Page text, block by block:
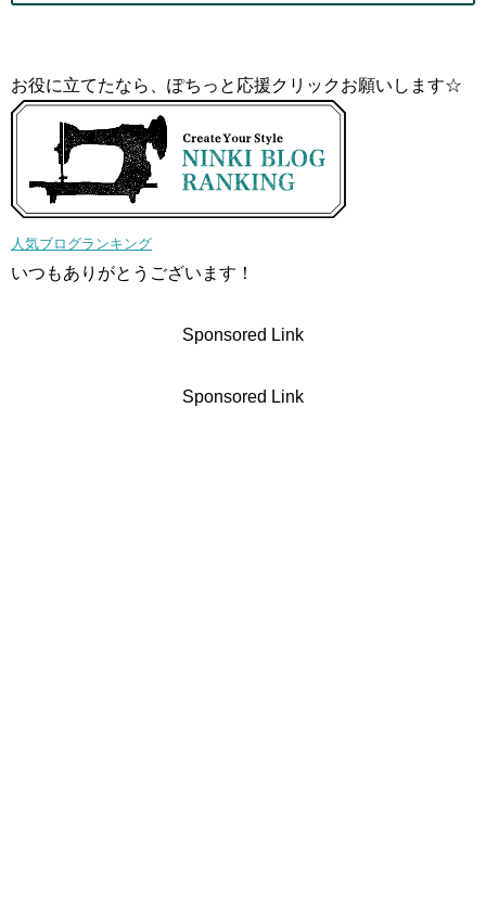
お役に立てたなら、ぽちっと応援クリックお願いします☆
人気ブログランキング
いつもありがとうございます！
Sponsored Link
Sponsored Link